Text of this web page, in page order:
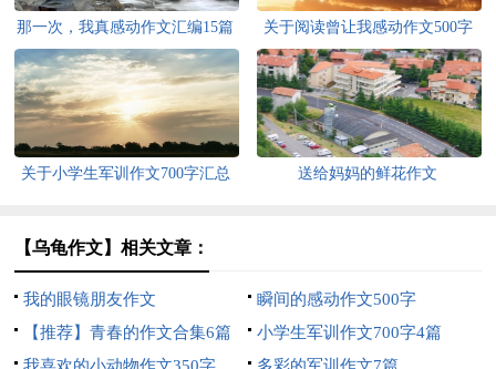
那一次，我真感动作文汇编15篇
关于阅读曾让我感动作文500字
集锦六篇
关于小学生军训作文700字汇总
送给妈妈的鲜花作文
【乌龟作文】相关文章：
我的眼镜朋友作文
瞬间的感动作文500字
【推荐】青春的作文合集6篇
小学生军训作文700字4篇
我喜欢的小动物作文350字
多彩的军训作文7篇